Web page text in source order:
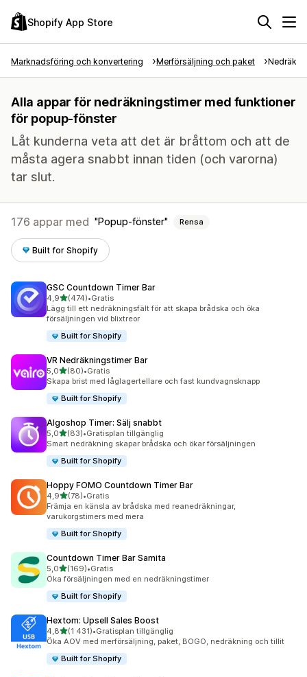
Shopify App Store
Marknadsföring och konvertering Merförsäljning och paket
Alla appar för nedräkningstimer med funktioner
för popup-fönster
Låt kunderna veta att det är bråttom och att de
måsta agera snabbt innan tiden (och varorna)
tar slut.
176 appar med Popup-fönster Rensa
Built for Shopify
GSC Countdown Timer Bar
4,9av 5 stjärnor
(474)
474 recensioner totalt
•Gratis
Lägg till ett nedräkningsfält för att skapa brådska och öka
försäljningen vid blixtreor
Built for Shopify
VR Nedräkningstimer Bar
5,0av 5 stjärnor
(80)
80 recensioner totalt
•Gratis
Skapa brist med låglagertellare och fast kundvagnsknapp
Built for Shopify
Algoshop Timer: Sälj snabbt
5,0av 5 stjärnor
(83)
83 recensioner totalt
•Gratisplan tillgänglig
Smart nedräkning skapar brådska och ökar försäljningen
Built for Shopify
Hoppy FOMO Countdown Timer Bar
4,9av 5 stjärnor
(78)
78 recensioner totalt
•Gratis
Främja en känsla av brådska med reanedräkningar,
varukorgstimers med mera
Built for Shopify
Countdown Timer Bar Samita
5,0av 5 stjärnor
(169)
169 recensioner totalt
•Gratis
Öka försäljningen med en nedräkningstimer
Built for Shopify
Hextom: Upsell Sales Boost
4,8av 5 stjärnor
(1 431)
1431 recensioner totalt
•Gratisplan tillgänglig
Öka AOV med merförsäljning, paket, BOGO, nedräkning och tillit
Built for Shopify